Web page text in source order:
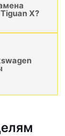
X?